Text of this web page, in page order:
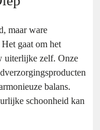
maar ware
gaat om het
uiterlijke zelf. Onze
balans.
schoonheid kan